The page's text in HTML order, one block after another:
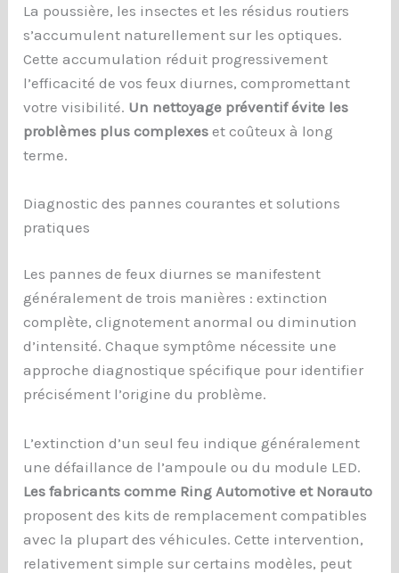
La poussière, les insectes et les résidus routiers
s’accumulent naturellement sur les optiques.
Cette accumulation réduit progressivement
l’efficacité de vos feux diurnes, compromettant
votre visibilité. Un nettoyage préventif évite les
problèmes plus complexes et coûteux à long
terme.
Diagnostic des pannes courantes et solutions
pratiques
Les pannes de feux diurnes se manifestent
généralement de trois manières : extinction
complète, clignotement anormal ou diminution
d’intensité. Chaque symptôme nécessite une
approche diagnostique spécifique pour identifier
précisément l’origine du problème.
L’extinction d’un seul feu indique généralement
une défaillance de l’ampoule ou du module LED.
Les fabricants comme Ring Automotive et Norauto
proposent des kits de remplacement compatibles
avec la plupart des véhicules. Cette intervention,
relativement simple sur certains modèles, peut